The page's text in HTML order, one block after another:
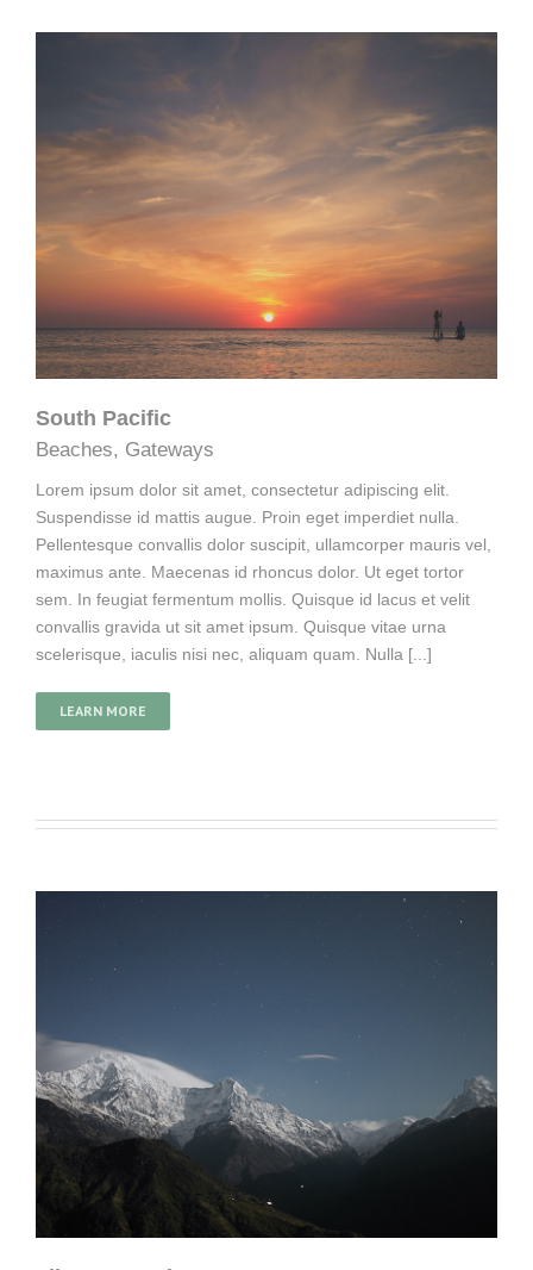
South Pacific
Beaches, Gateways
Lorem ipsum dolor sit amet, consectetur adipiscing elit.
Suspendisse id mattis augue. Proin eget imperdiet nulla.
Pellentesque convallis dolor suscipit, ullamcorper mauris vel,
maximus ante. Maecenas id rhoncus dolor. Ut eget tortor
sem. In feugiat fermentum mollis. Quisque id lacus et velit
convallis gravida ut sit amet ipsum. Quisque vitae urna
scelerisque, iaculis nisi nec, aliquam quam. Nulla [...]
LEARN MORE